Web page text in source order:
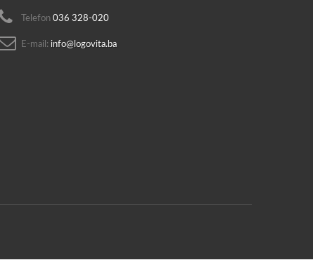
Telefon 036 328-020
E-mail: info@logovita.ba